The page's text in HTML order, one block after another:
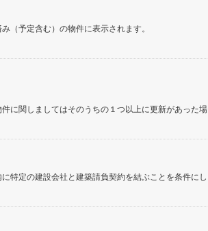
（予定含む）の物件に表示されます。
に関しましてはそのうちの１つ以上に更新があった場
特定の建設会社と建築請負契約を結ぶことを条件にし